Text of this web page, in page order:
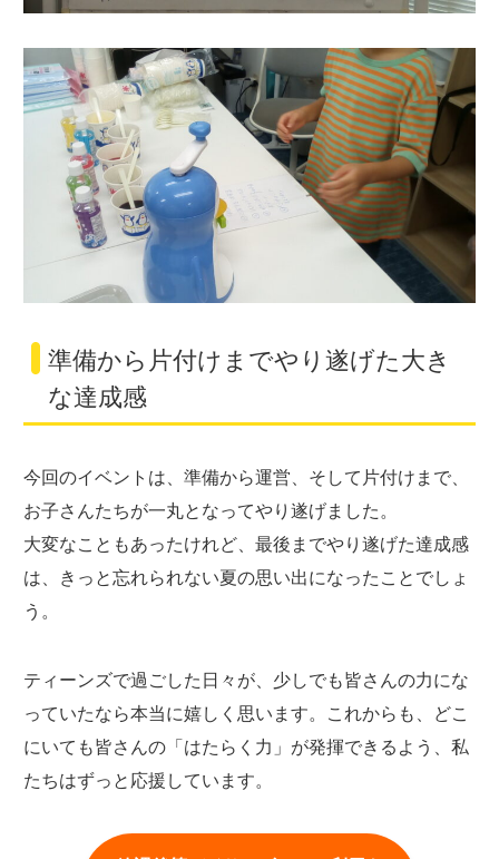
準備から片付けまでやり遂げた大き
な達成感
今回のイベントは、準備から運営、そして片付けまで、
お子さんたちが一丸となってやり遂げました。
大変なこともあったけれど、最後までやり遂げた達成感
は、きっと忘れられない夏の思い出になったことでしょ
う。
ティーンズで過ごした日々が、少しでも皆さんの力にな
っていたなら本当に嬉しく思います。これからも、どこ
にいても皆さんの「はたらく力」が発揮できるよう、私
たちはずっと応援しています。